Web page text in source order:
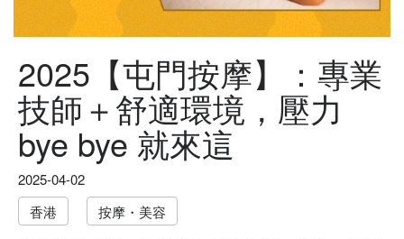
2025【屯門按摩】：專業
技師＋舒適環境，壓力
bye bye 就來這
2025-04-02
香港
按摩・美容